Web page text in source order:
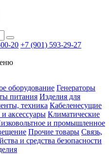
20 +7 (901) 593-29-27
оборудование Генераторы
питания Изделия для
техника Кабеленесущие
аксессуары Климатические
и промышленное
Прочие товары Связь,
и средства безопасности